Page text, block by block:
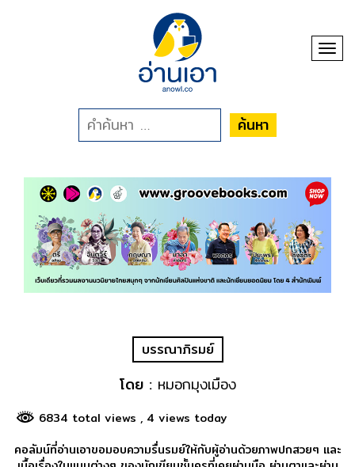
ค้นหา
บรรณาภิรมย์
โดย : หมอกมุงเมือง
6834 total views , 4 views today
คอลัมน์ที่อ่านเอาขอมอบความรื่นรมย์ให้กับผู้อ่านด้วยภาพปกสวยๆ และ